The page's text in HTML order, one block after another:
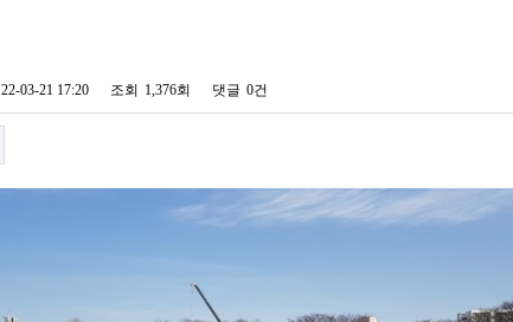
22-03-21 17:20 조회 1,376회 댓글 0건